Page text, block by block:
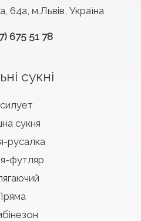
64а, м.Львів, Україна
675 51 78
сукні
сукня
русалка
футляр